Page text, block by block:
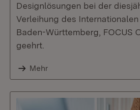
Designlösungen bei der
Verleihung des
Baden-Württemberg, FOCUS
geehrt.
Mehr